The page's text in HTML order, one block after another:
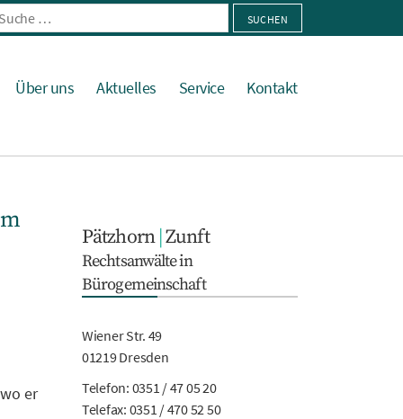
Über uns Aktuelles Service Kontakt
er
Pätzhorn Zunft
Rechtsanwälte in
Bürogemeinschaft
Wiener Str. 49
01219 Dresden
Telefon: 0351 / 47 05 20
Telefax: 0351 / 470 52 50